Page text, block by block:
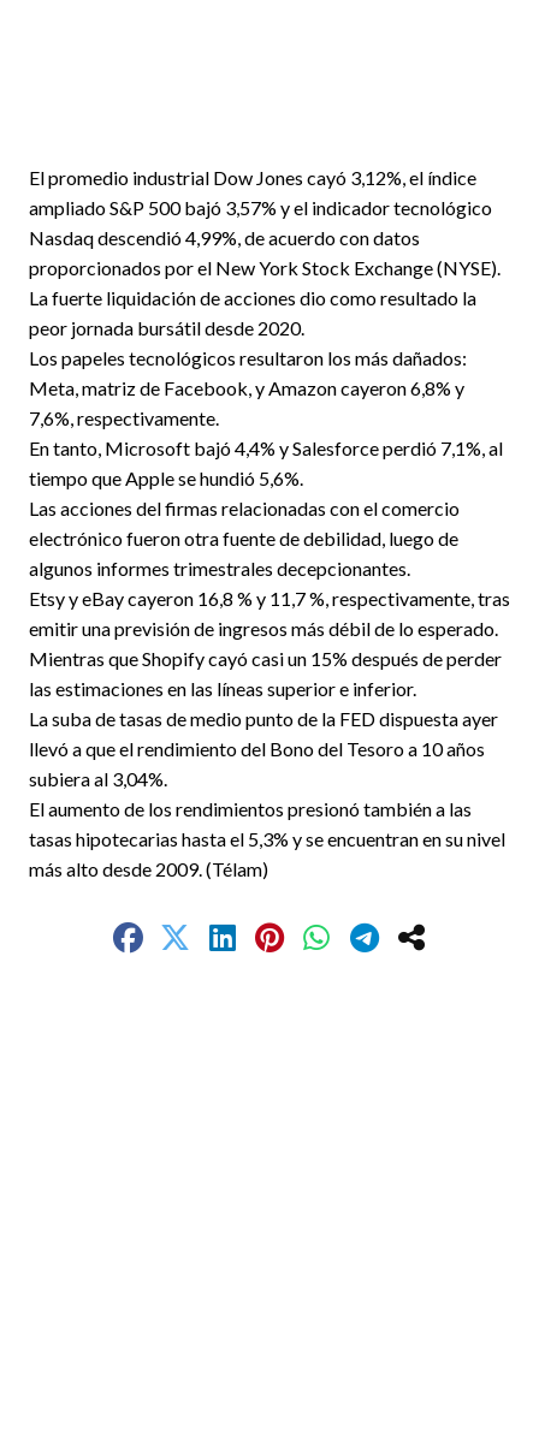
El promedio industrial Dow Jones cayó 3,12%, el índice
ampliado S&P 500 bajó 3,57% y el indicador tecnológico
Nasdaq descendió 4,99%, de acuerdo con datos
proporcionados por el New York Stock Exchange (NYSE).
La fuerte liquidación de acciones dio como resultado la
peor jornada bursátil desde 2020.
Los papeles tecnológicos resultaron los más dañados:
Meta, matriz de Facebook, y Amazon cayeron 6,8% y
7,6%, respectivamente.
En tanto, Microsoft bajó 4,4% y Salesforce perdió 7,1%, al
tiempo que Apple se hundió 5,6%.
Las acciones del firmas relacionadas con el comercio
electrónico fueron otra fuente de debilidad, luego de
algunos informes trimestrales decepcionantes.
Etsy y eBay cayeron 16,8 % y 11,7 %, respectivamente, tras
emitir una previsión de ingresos más débil de lo esperado.
Mientras que Shopify cayó casi un 15% después de perder
las estimaciones en las líneas superior e inferior.
La suba de tasas de medio punto de la FED dispuesta ayer
llevó a que el rendimiento del Bono del Tesoro a 10 años
subiera al 3,04%.
El aumento de los rendimientos presionó también a las
tasas hipotecarias hasta el 5,3% y se encuentran en su nivel
más alto desde 2009. (Télam)